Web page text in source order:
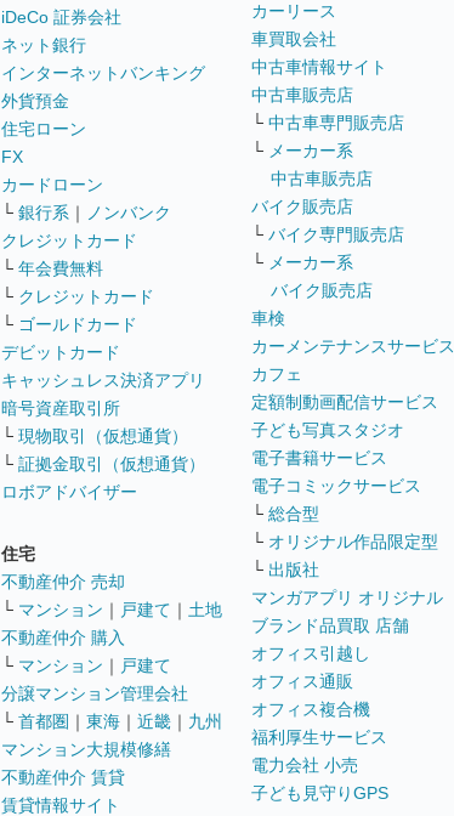
iDeCo 証券会社
ネット銀行
インターネットバンキング
外貨預金
住宅ローン
FX
カードローン
└ 銀行系 ｜
ノンバンク
クレジットカード
└ 年会費無料
└ クレジットカード
└ ゴールドカード
デビットカード
キャッシュレス決済アプリ
暗号資産取引所
└ 現物取引（仮想通貨）
└ 証拠金取引（仮想通貨）
ロボアドバイザー
住宅
不動産仲介 売却
└ マンション ｜ 戸建て ｜ 土地
不動産仲介 購入
└ マンション ｜ 戸建て
分譲マンション管理会社
└ 首都圏 ｜ 東海 ｜ 近畿 ｜ 九州
マンション大規模修繕
不動産仲介 賃貸
賃貸情報サイト
カーリース
車買取会社
中古車情報サイト
中古車販売店
└ 中古車専門販売店
└ メーカー系
中古車販売店
バイク販売店
└ バイク専門販売店
└ メーカー系
バイク販売店
車検
カーメンテナンスサービス
カフェ
定額制動画配信サービス
子ども写真スタジオ
電子書籍サービス
電子コミックサービス
└ 総合型
└ オリジナル作品限定型
└ 出版社
マンガアプリ オリジナル
ブランド品買取 店舗
オフィス引越し
オフィス通販
オフィス複合機
福利厚生サービス
電力会社 小売
子ども見守りGPS